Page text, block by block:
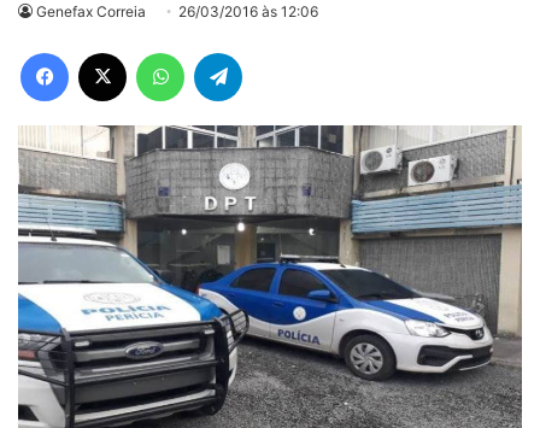
Genefax Correia 26/03/2016 às 12:06
Facebook WhatsApp